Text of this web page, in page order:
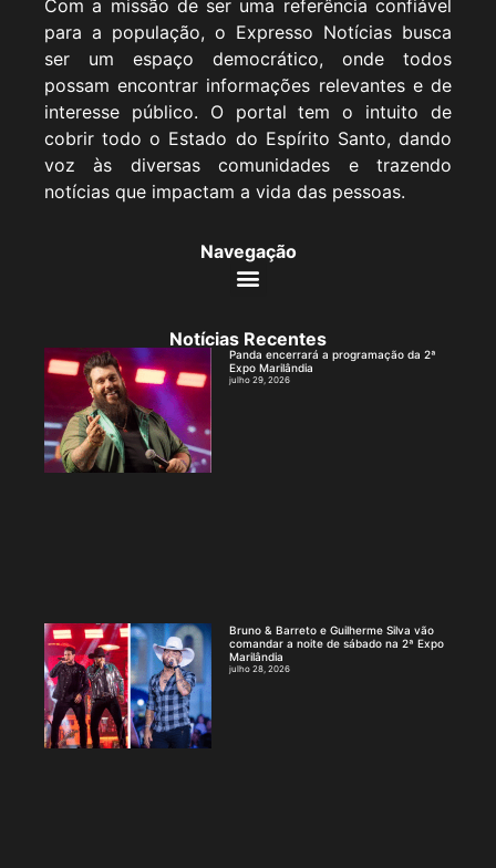
Com a missão de ser uma referência confiável
para a população, o Expresso Notícias busca
ser um espaço democrático, onde todos
possam encontrar informações relevantes e de
interesse público. O portal tem o intuito de
cobrir todo o Estado do Espírito Santo, dando
voz às diversas comunidades e trazendo
notícias que impactam a vida das pessoas.
Navegação
Notícias Recentes
Panda encerrará a programação da 2ª
Expo Marilândia
julho 29, 2026
Bruno & Barreto e Guilherme Silva vão
comandar a noite de sábado na 2ª Expo
Marilândia
julho 28, 2026